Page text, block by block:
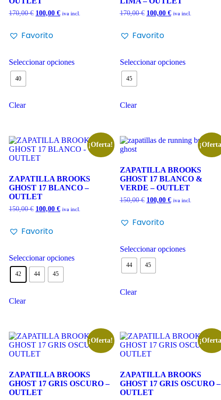
170,00€ 100,00 € iva incl.
Favorito
Seleccionar opciones
40
Clear
170,00€ 100,00 € iva incl.
Favorito
Seleccionar opciones
45
Clear
¡Oferta!
ZAPATILLA BROOKS
GHOST 17 BLANCO –
OUTLET
150,00€ 100,00 € iva incl.
Favorito
Seleccionar opciones
42 44 45
Clear
ZAPATILLA BROOKS
GHOST 17 BLANCO &
VERDE – OUTLET
150,00€ 100,00 € iva incl.
Favorito
Seleccionar opciones
44 45
Clear
¡Oferta!
ZAPATILLA BROOKS
GHOST 17 GRIS OSCURO –
OUTLET
ZAPATILLA BROOKS
GHOST 17 GRIS OSCURO –
OUTLET